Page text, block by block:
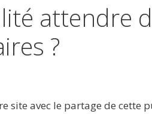
attendre
?
site avec le partage de cette